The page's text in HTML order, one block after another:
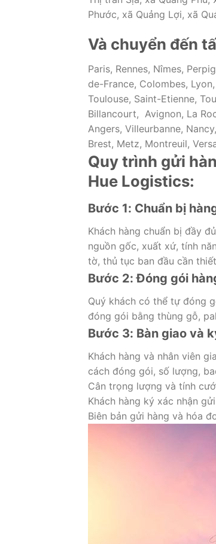
Phước, xã Quảng Lợi, xã
Và chuyển đến
Paris, Rennes, Nîmes,
de-France, Colombes,
Toulouse, Saint-Etienne,
Billancourt, Avignon, La
Angers, Villeurbanne,
Brest, Metz, Montreuil,
Quy trình gửi
Hue Logistics:
Bước 1: Chuẩn bị
Khách hàng chuẩn bị đầy
nguồn gốc, xuất xứ, tính
tờ, thủ tục ban đầu cần
Bước 2: Đóng gói
Quý khách có thể tự đóng
đóng gói bằng thùng gỗ,
Bước 3: Bàn giao và
Khách hàng và nhân viên
cách đóng gói, số lượng,
Cân trọng lượng và tính
Khách hàng ký xác nhận
Biên bản gửi hàng và hóa